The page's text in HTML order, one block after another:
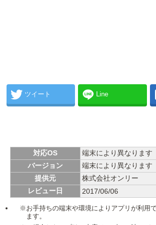
ツイート Line
対応OS
端末により異なります
バージョン
端末により異なります
提供元
株式会社オンリー
レビュー日
2017/06/06
※お手持ちの端末や環境によりアプリが利用
ます。